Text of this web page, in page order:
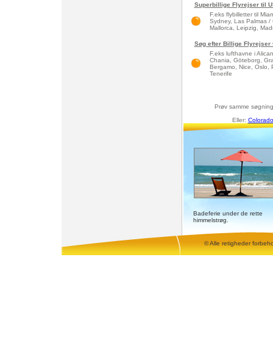
Superbillige Flyrejser til
F.eks flybilletter til
Sydney, Las Palmas /
Mallorca, Leipzig,
Søg efter Billige Flyrejser
F.eks lufthavne i
Chania, Göteborg,
Bergamo, Nice, Oslo,
Tenerife
Prøv samme
Eller:
Badeferie under de rette
himmelstrøg.
© Alle retigheder